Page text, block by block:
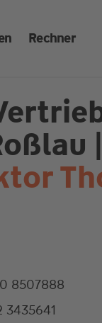
Rechner
8507888
3435641